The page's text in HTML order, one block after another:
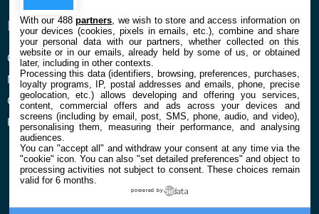
ENTREPRISE
Qui sommes nous
Mentions légales et CGU
Confidentialité et Cookies
Préférences cookies
À PROPOS
La rédaction
Contact
With our 488partners , we wish to store and access information on
your devices (cookies, pixels in emails, etc.), combine and share
your personal data with our partners, whether collected on this
website or in our emails, already held by some of us, or obtained
later, including in other contexts.
Processing this data (identifiers, browsing, preferences, purchases,
loyalty programs, IP, postal addresses and emails, phone, precise
geolocation, etc.) allows developing and offering you services,
content, commercial offers and ads across your devices and
screens (including by email, post, SMS, phone, audio, and video),
personalising them, measuring their performance, and analysing
audiences.
You can "accept all" and withdraw your consent at any time via the
"cookie" icon. You can also "set detailed preferences" and object to
processing activities not subject to consent. These choices remain
valid for 6 months.
powered by